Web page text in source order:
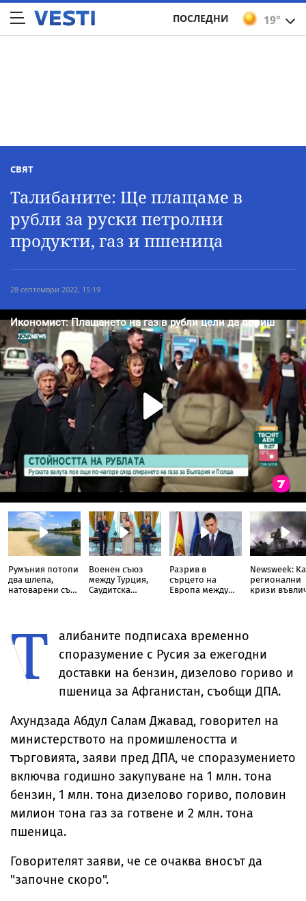
19°
ПОСЛЕДНИ
СВЯТ
Талибаните: Ще плащаме в
рубли за руски петролни
продукти, газ и пшеница
28 септември 2022, 15:19
Румъния потопи
два шлепа,
натоварени със
Военен съюз
между Турция,
Саудитска
Разрив в
сърцето на
Европа между
Newsweek:
регионални
кризи
Т
алибаните подписаха временно
споразумение с Русия за ежегодни
доставки на бензин, дизелово гориво и
пшеница за Афганистан, съобщи ДПА.
Ахундзада Абдул Салам Джавад, говорител на
министерството на промишлеността и
търговията, заяви пред ДПА, че споразумението
включва годишно закупуване на 1 млн. тона
бензин, 1 млн. тона дизелово гориво, половин
милион тона газ за готвене и 2 млн. тона
пшеница.
Говорителят заяви, че се очаква вносът да
"започне скоро".